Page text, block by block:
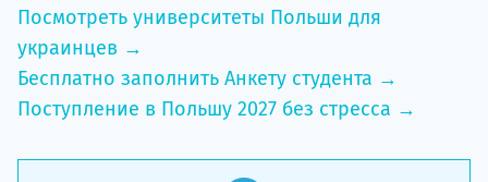
Посмотреть университеты Польши для
украинцев →
Бесплатно заполнить Анкету студента →
Поступление в Польшу 2027 без стресса →